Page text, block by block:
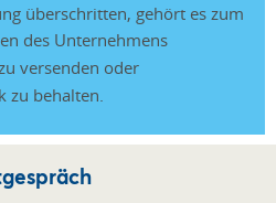
überschritten, gehört es zum
des Unternehmens
versenden oder
zu behalten.